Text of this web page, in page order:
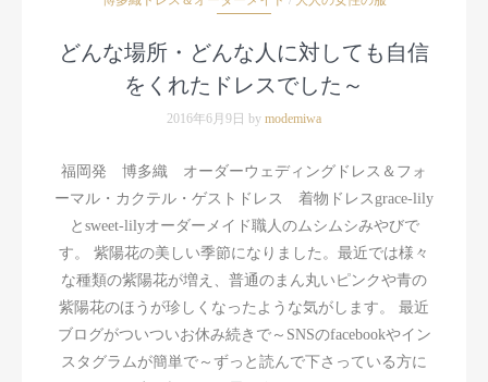
どんな場所・どんな人に対しても自信
をくれたドレスでした～
2016年6月9日 by modemiwa
福岡発 博多織 オーダーウェディングドレス＆フォ
ーマル・カクテル・ゲストドレス 着物ドレスgrace-lily
とsweet-lilyオーダーメイド職人のムシムシみやびで
す。 紫陽花の美しい季節になりました。最近では様々
な種類の紫陽花が増え、普通のまん丸いピンクや青の
紫陽花のほうが珍しくなったような気がします。 最近
ブログがついついお休み続きで～SNSのfacebookやイン
スタグラムが簡単で～ずっと読んで下さっている方に